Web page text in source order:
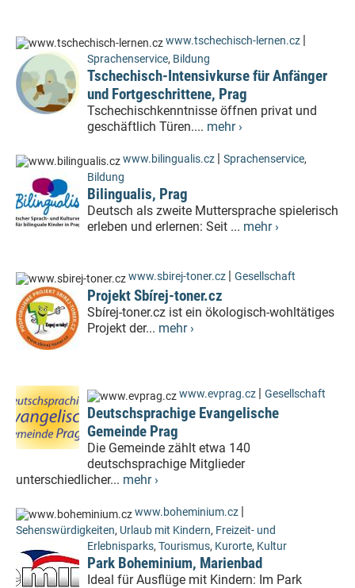
www.tschechisch-lernen.cz
Sprachenservice, Bildung
Tschechisch-Intensivkurse für Anfänger
und Fortgeschrittene, Prag
Tschechischkenntnisse öffnen privat und
geschäftlich Türen.... mehr ›
www.bilingualis.cz Sprachenservice,
Bildung
Bilingualis, Prag
Deutsch als zweite Muttersprache spielerisch
erleben und erlernen: Seit ... mehr ›
www.sbirej-toner.cz Gesellschaft
Projekt Sbírej-toner.cz
Sbírej-toner.cz ist ein ökologisch-wohltätiges
Projekt der... mehr ›
www.evprag.cz Gesellschaft
Deutschsprachige Evangelische
Gemeinde Prag
Die Gemeinde zählt etwa 140
deutschsprachige Mitglieder
unterschiedlicher... mehr ›
www.boheminium.cz
Sehenswürdigkeiten, Urlaub mit Kindern, Freizeit- und
Erlebnisparks, Tourismus, Kurorte, Kultur
Park Boheminium, Marienbad
Ideal für Ausflüge mit Kindern: Im Park